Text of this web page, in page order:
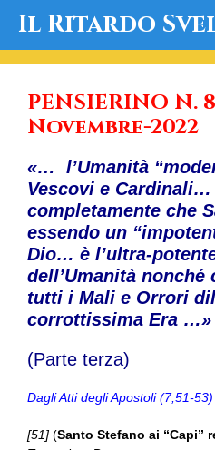
Il Ritardo
PENSIERINO N.
Novembre-2022
«… l’Umanità
Vescovi e
completamente che
essendo un
Dio… è l’ultra-
dell’Umanità
tutti i Mali e Orrori
corrottissima Era …»
(Parte terza)
Dagli Atti degli Apostoli (7,51-53)
[51] (Santo Stefano ai “Capi”